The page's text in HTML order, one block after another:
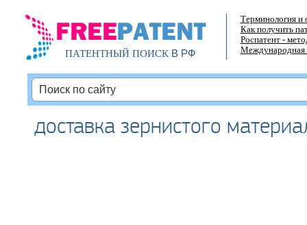
ПАТЕНТНЫЙ ПОИСКВ РФ
Терминология и
Как получить
Роспатент -
Международная
доставка зернистого